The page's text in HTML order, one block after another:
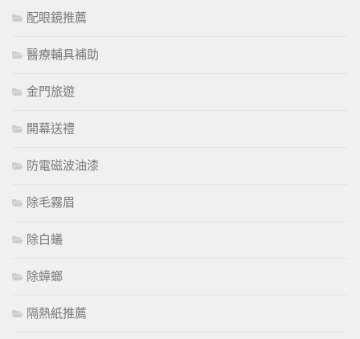
配眼鏡推薦
醫療輔具補助
金門旅遊
開幕送禮
防電磁波油漆
除毛霧眉
除白蟻
除蟑螂
隔熱紙推薦